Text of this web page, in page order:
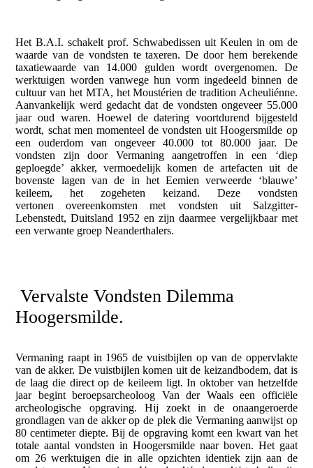
Het B.A.I. schakelt prof. Schwabedissen uit Keulen in om de
waarde van de vondsten te taxeren. De door hem berekende
taxatiewaarde van 14.000 gulden wordt overgenomen. De
werktuigen worden vanwege hun vorm ingedeeld binnen de
cultuur van het MTA, het Moustérien de tradition Acheuliénne.
Aanvankelijk werd gedacht dat de vondsten ongeveer 55.000
jaar oud waren. Hoewel de datering voortdurend bijgesteld
wordt, schat men momenteel de vondsten uit Hoogersmilde op
een ouderdom van ongeveer 40.000 tot 80.000 jaar. De
vondsten zijn door Vermaning aangetroffen in een ‘diep
geploegde’ akker, vermoedelijk komen de artefacten uit de
bovenste lagen van de in het Eemien verweerde ‘blauwe’
keileem, het zogeheten keizand. Deze vondsten
vertonen overeenkomsten met vondsten uit Salzgitter-
Lebenstedt, Duitsland 1952 en zijn daarmee vergelijkbaar met
een verwante groep Neanderthalers.
Vervalste Vondsten Dilemma
Hoogersmilde.
Vermaning raapt in 1965 de vuistbijlen op van de oppervlakte
van de akker. De vuistbijlen komen uit de keizandbodem, dat is
de laag die direct op de keileem ligt. In oktober van hetzelfde
jaar begint beroepsarcheoloog Van der Waals een officiële
archeologische opgraving. Hij zoekt in de onaangeroerde
grondlagen van de akker op de plek die Vermaning aanwijst op
80 centimeter diepte. Bij de opgraving komt een kwart van het
totale aantal vondsten in Hoogersmilde naar boven. Het gaat
om 26 werktuigen die in alle opzichten identiek zijn aan de